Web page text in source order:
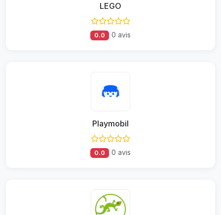
LEGO
0.0 0 avis
Playmobil
0.0 0 avis